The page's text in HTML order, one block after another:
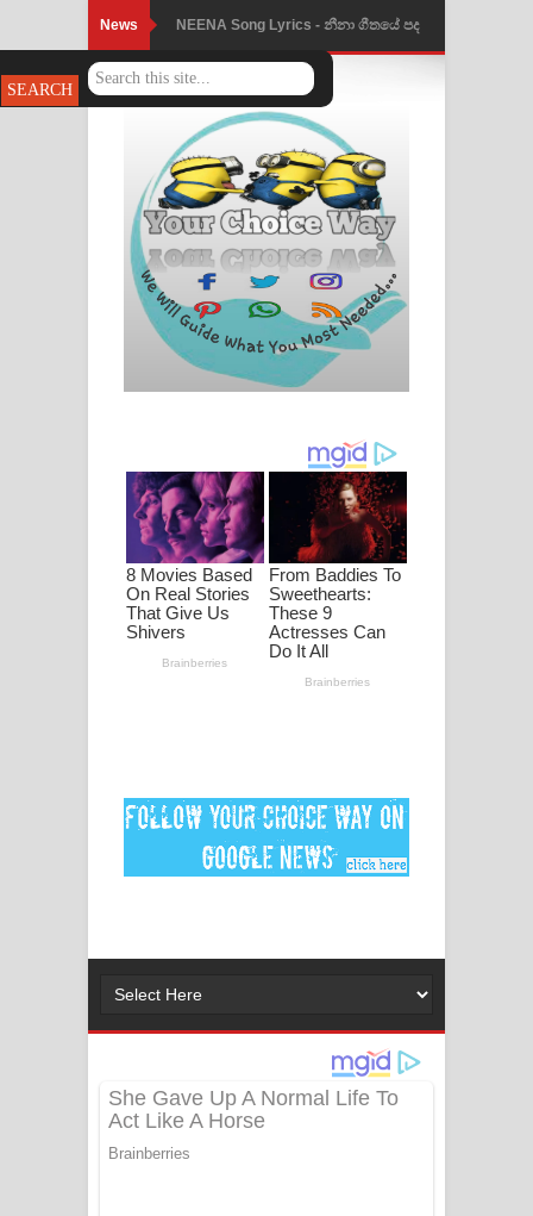
News Ahimi Wimai Himi Song Lyrics - අහිමි
විමයි හිමි ගීතයේ පද පෙළ
Mathaka Parana Song Lyrics - මතක
පාරනා ගීතයේ පද පෙළ
Nimnadhen Song Lyrics - නිම්නාදෙන්
ගීතයේ පද පෙළ
Obamai Mage Adare Song Lyrics -
ඔබමයි මගේ ආදරේ ගීතයේ පද පෙළ
ගීතයේ පද පෙළ
Ankeliya Song Lyrics - අංකෙළිය ගීතයේ
පද පෙළ
DEAR GOD Song Lyrics - ඩියර් ගෝඩ්
Dai Dai Lyrics - Shakira, Burna Boy |
2026 football world cup song lyrics
Niwuna Numba Hinda Song Lyrics -